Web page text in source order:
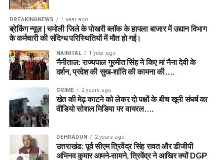
BREAKINGNEWS 1 year ago
ब्रेकिंग न्यूज़ | चमोली जिले के पोखरी ब्लॉक के हापला बाजार में उद्यान विभाग
के कर्मचारी की संदिग्ध परिस्थितियों में मौत हो गई।
NAINITAL 1 year ago
नैनीताल: राज्यपाल गुरमीत सिंह ने किए मां नैना देवी के
दर्शन, प्रदेश की सुख-शांति की कामना की….
CRIME 2 years ago
खेत की मेढ़ काटने को लेकर दो पक्षों के बीच खूनी संघर्ष का
वीडियो सोशल मिडिया पर वायरल….
DEHRADUN 2 years ago
उत्तराखंड: पूर्व सीएम त्रिवेंद्र सिंह रावत और डीजीपी
अभिनव कुमार आमने-सामने, त्रिवेंद्र ने आखिर क्यों DGP